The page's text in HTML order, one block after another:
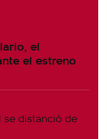
el
el estreno